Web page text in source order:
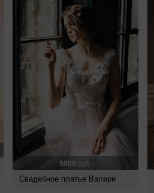
9900 руб.
Свадебное платье Валери